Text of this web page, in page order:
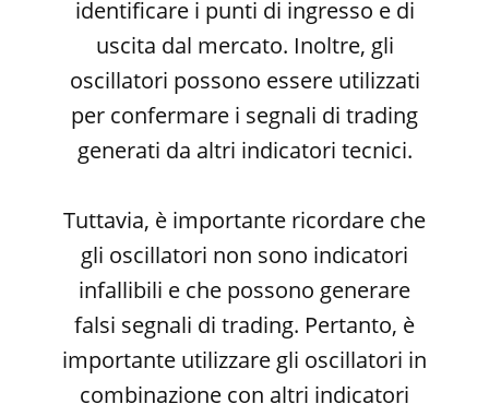
identificare i punti di ingresso e di
uscita dal mercato. Inoltre, gli
oscillatori possono essere utilizzati
per confermare i segnali di trading
generati da altri indicatori tecnici.
Tuttavia, è importante ricordare che
gli oscillatori non sono indicatori
infallibili e che possono generare
falsi segnali di trading. Pertanto, è
importante utilizzare gli oscillatori in
combinazione con altri indicatori